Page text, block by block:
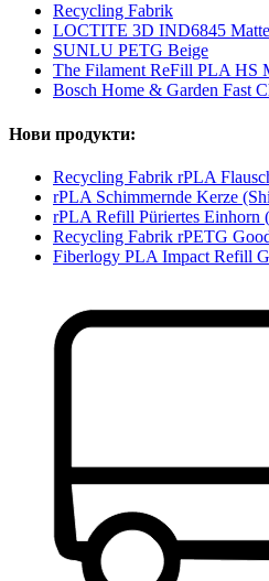
Recycling Fabrik
LOCTITE 3D IND6845
SUNLU PETG Beige
The Filament ReFill PLA HS
Bosch Home & Garden Fast
Нови продукти:
Recycling Fabrik rPLA
rPLA Schimmernde Kerze
rPLA Refill Püriertes Einhorn
Recycling Fabrik rPETG
Fiberlogy PLA Impact Refill